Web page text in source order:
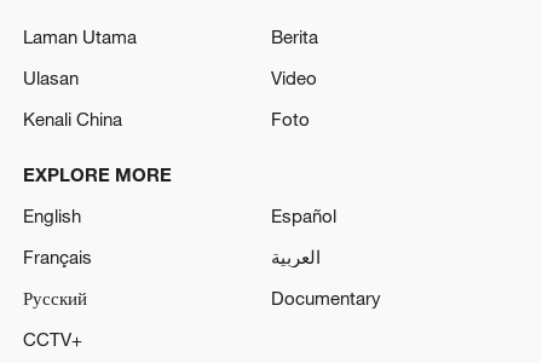
Laman Utama
Berita
Ulasan
Video
Kenali China
Foto
EXPLORE MORE
English
Español
Français
العربية
Русский
Documentary
CCTV+